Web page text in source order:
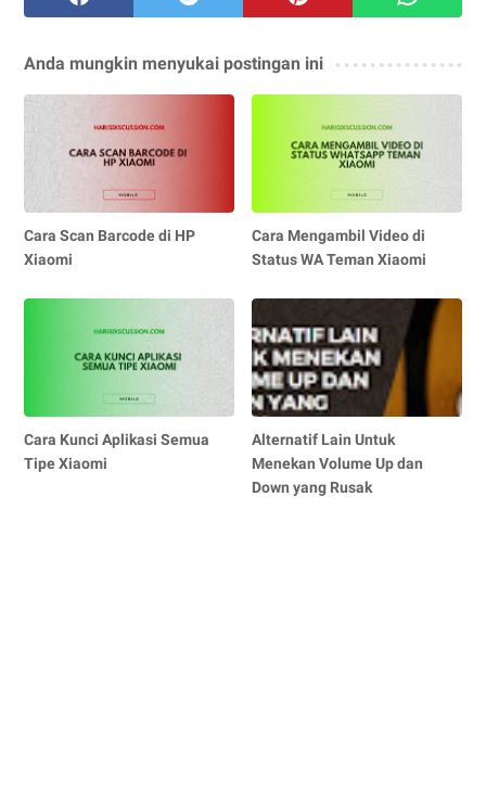
Anda mungkin menyukai postingan ini
Cara Scan Barcode di HP
Xiaomi
Cara Mengambil Video di
Status WA Teman Xiaomi
Cara Kunci Aplikasi Semua
Tipe Xiaomi
Alternatif Lain Untuk
Menekan Volume Up dan
Down yang Rusak